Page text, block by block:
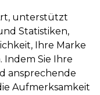
unterstützt
Statistiken,
Ihre Marke
Sie Ihre
ansprechende
Aufmerksamkeit